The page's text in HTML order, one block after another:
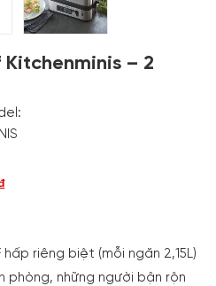
– 2
riêng biệt (mỗi ngăn 2,15L)
phòng, những người bận rộn